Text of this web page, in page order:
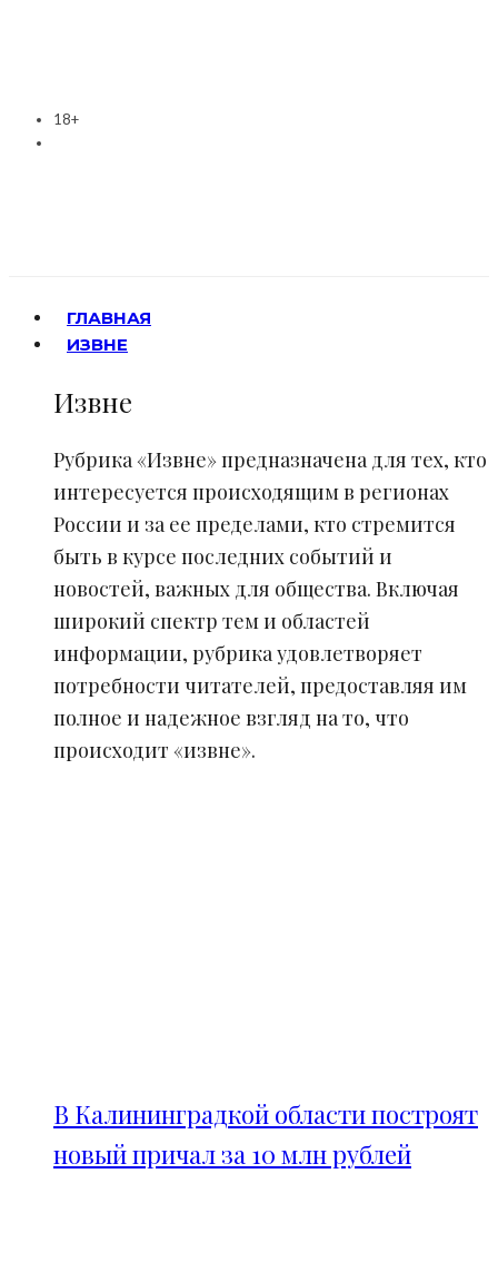
18+
ГЛАВНАЯ
ИЗВНЕ
Извне
Рубрика «Извне» предназначена для тех, кто
интересуется происходящим в регионах
России и за ее пределами, кто стремится
быть в курсе последних событий и
новостей, важных для общества. Включая
широкий спектр тем и областей
информации, рубрика удовлетворяет
потребности читателей, предоставляя им
полное и надежное взгляд на то, что
происходит «извне».
В Калининградкой области построят
новый причал за 10 млн рублей